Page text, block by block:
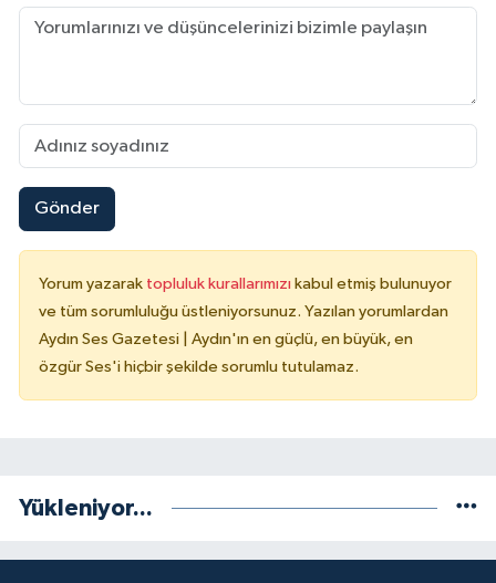
Gönder
Yorum yazarak topluluk kurallarımızı kabul etmiş bulunuyor
ve tüm sorumluluğu üstleniyorsunuz. Yazılan yorumlardan
Aydın Ses Gazetesi | Aydın'ın en güçlü, en büyük, en
özgür Ses'i hiçbir şekilde sorumlu tutulamaz.
Yükleniyor...